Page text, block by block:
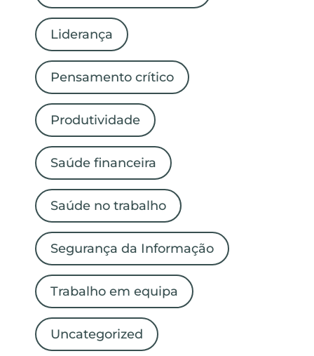
Liderança
Pensamento crítico
Produtividade
Saúde financeira
Saúde no trabalho
Segurança da Informação
Trabalho em equipa
Uncategorized